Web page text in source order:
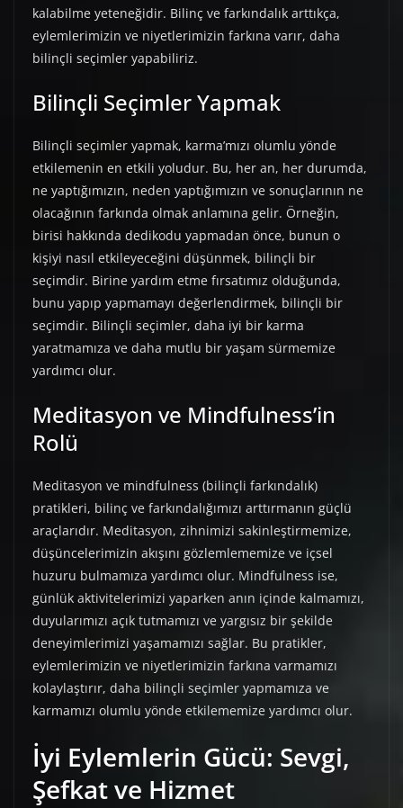
kalabilme yeteneğidir. Bilinç ve farkındalık arttıkça,
eylemlerimizin ve niyetlerimizin farkına varır, daha
bilinçli seçimler yapabiliriz.
Bilinçli Seçimler Yapmak
Bilinçli seçimler yapmak, karma’mızı olumlu yönde
etkilemenin en etkili yoludur. Bu, her an, her durumda,
ne yaptığımızın, neden yaptığımızın ve sonuçlarının ne
olacağının farkında olmak anlamına gelir. Örneğin,
birisi hakkında dedikodu yapmadan önce, bunun o
kişiyi nasıl etkileyeceğini düşünmek, bilinçli bir
seçimdir. Birine yardım etme fırsatımız olduğunda,
bunu yapıp yapmamayı değerlendirmek, bilinçli bir
seçimdir. Bilinçli seçimler, daha iyi bir karma
yaratmamıza ve daha mutlu bir yaşam sürmemize
yardımcı olur.
Meditasyon ve Mindfulness’in
Rolü
Meditasyon ve mindfulness (bilinçli farkındalık)
pratikleri, bilinç ve farkındalığımızı arttırmanın güçlü
araçlarıdır. Meditasyon, zihnimizi sakinleştirmemize,
düşüncelerimizin akışını gözlemlememize ve içsel
huzuru bulmamıza yardımcı olur. Mindfulness ise,
günlük aktivitelerimizi yaparken anın içinde kalmamızı,
duyularımızı açık tutmamızı ve yargısız bir şekilde
deneyimlerimizi yaşamamızı sağlar. Bu pratikler,
eylemlerimizin ve niyetlerimizin farkına varmamızı
kolaylaştırır, daha bilinçli seçimler yapmamıza ve
karmamızı olumlu yönde etkilememize yardımcı olur.
İyi Eylemlerin Gücü: Sevgi,
Şefkat ve Hizmet